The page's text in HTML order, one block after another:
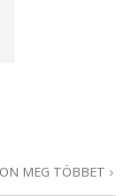
MEG TÖBBET